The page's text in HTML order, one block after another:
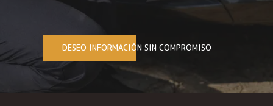
DESEO INFORMACIÓN SIN COMPROMISO